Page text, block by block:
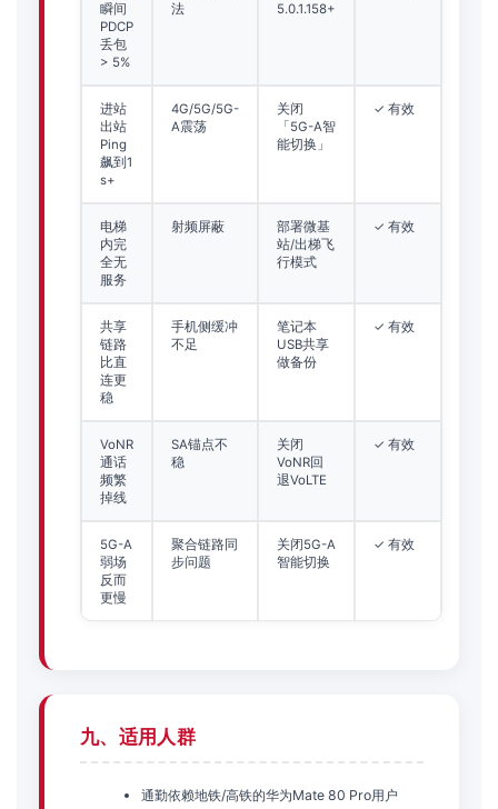
瞬间
PDCP
丢包
> 5%
法
5.0.1.158+
进站
出站
Ping
飙到1
s+
4G/5G/5G-
A震荡
关闭
「5G-A智
能切换」
✓ 有效
电梯
内完
全无
服务
射频屏蔽
部署微基
站/出梯飞
行模式
✓ 有效
共享
链路
比直
连更
稳
手机侧缓冲
不足
笔记本
USB共享
做备份
✓ 有效
VoNR
通话
频繁
掉线
SA锚点不
稳
关闭
VoNR回
退VoLTE
✓ 有效
5G-A
弱场
反而
更慢
聚合链路同
步问题
关闭5G-A
智能切换
✓ 有效
九、适用人群
通勤依赖地铁/高铁的华为Mate 80 Pro用户